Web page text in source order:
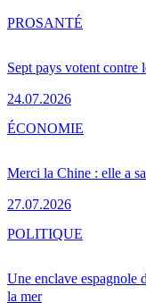
Sept pays votent contre
24.07.2026
PROSANTÉ
Merci la Chine : elle a
27.07.2026
ÉCONOMIE
Une enclave espagnole
la mer
POLITIQUE